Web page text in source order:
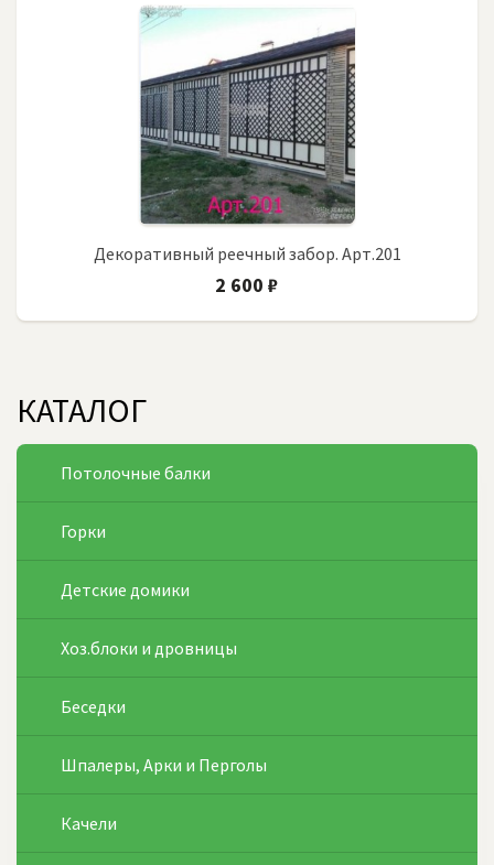
Декоративный реечный забор. Арт.201
2 600 ₽
КАТАЛОГ
Потолочные балки
Горки
Детские домики
Хоз.блоки и дровницы
Беседки
Шпалеры, Арки и Перголы
Качели